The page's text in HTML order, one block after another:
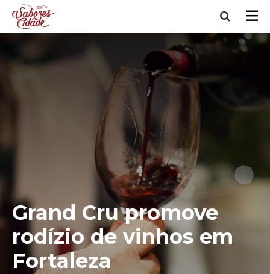
Grand Cru promove
rodízio de vinhos em
Fortaleza